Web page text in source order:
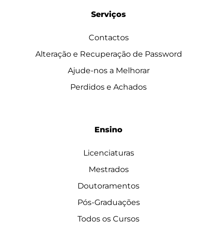
Serviços
Contactos
Alteração e Recuperação de Password
Ajude-nos a Melhorar
Perdidos e Achados
Ensino
Licenciaturas
Mestrados
Doutoramentos
Pós-Graduações
Todos os Cursos